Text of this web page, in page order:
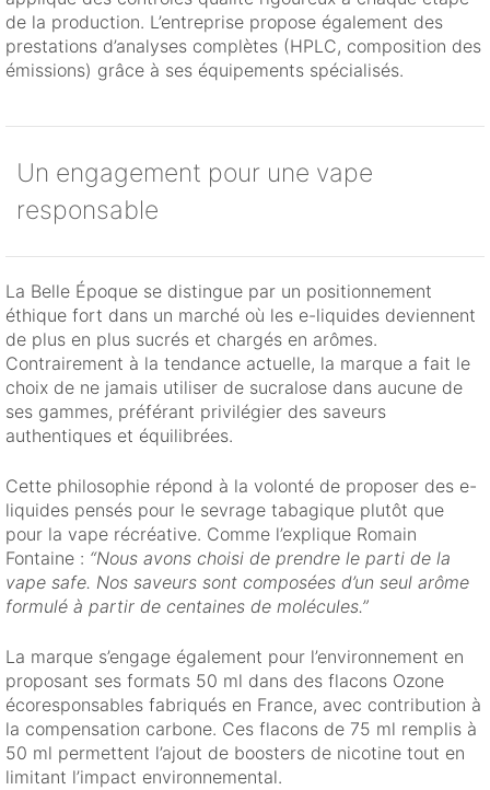
de la production. L’entreprise propose également des
prestations d’analyses complètes (HPLC, composition des
émissions) grâce à ses équipements spécialisés.
Un engagement pour une vape
responsable
La Belle Époque se distingue par un positionnement
éthique fort dans un marché où les e-liquides deviennent
de plus en plus sucrés et chargés en arômes.
Contrairement à la tendance actuelle, la marque a fait le
choix de ne jamais utiliser de sucralose dans aucune de
ses gammes, préférant privilégier des saveurs
authentiques et équilibrées.
Cette philosophie répond à la volonté de proposer des e-
liquides pensés pour le sevrage tabagique plutôt que
pour la vape récréative. Comme l’explique Romain
Fontaine : “Nous avons choisi de prendre le parti de la
vape safe. Nos saveurs sont composées d’un seul arôme
formulé à partir de centaines de molécules.”
La marque s’engage également pour l’environnement en
proposant ses formats 50 ml dans des flacons Ozone
écoresponsables fabriqués en France, avec contribution à
la compensation carbone. Ces flacons de 75 ml remplis à
50 ml permettent l’ajout de boosters de nicotine tout en
limitant l’impact environnemental.